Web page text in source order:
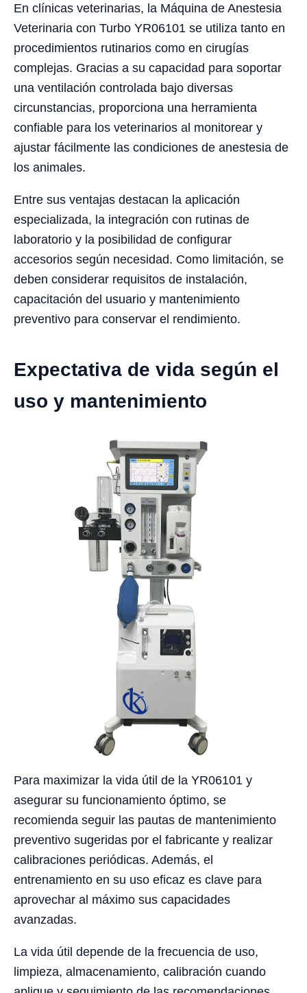
En clínicas veterinarias, la Máquina de Anestesia
Veterinaria con Turbo YR06101 se utiliza tanto en
procedimientos rutinarios como en cirugías
complejas. Gracias a su capacidad para soportar
una ventilación controlada bajo diversas
circunstancias, proporciona una herramienta
confiable para los veterinarios al monitorear y
ajustar fácilmente las condiciones de anestesia de
los animales.
Entre sus ventajas destacan la aplicación
especializada, la integración con rutinas de
laboratorio y la posibilidad de configurar
accesorios según necesidad. Como limitación, se
deben considerar requisitos de instalación,
capacitación del usuario y mantenimiento
preventivo para conservar el rendimiento.
Expectativa de vida según el
uso y mantenimiento
Para maximizar la vida útil de la YR06101 y
asegurar su funcionamiento óptimo, se
recomienda seguir las pautas de mantenimiento
preventivo sugeridas por el fabricante y realizar
calibraciones periódicas. Además, el
entrenamiento en su uso eficaz es clave para
aprovechar al máximo sus capacidades
avanzadas.
La vida útil depende de la frecuencia de uso,
limpieza, almacenamiento, calibración cuando